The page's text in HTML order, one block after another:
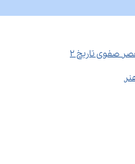
صفوی تاریخ ۲